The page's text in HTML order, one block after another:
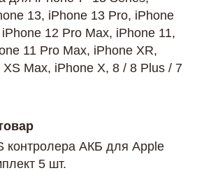
13, iPhone 13 Pro, iPhone
12 Pro Max, iPhone 11,
11 Pro Max, iPhone XR,
Max, iPhone X, 8 / 8 Plus / 7
контролера АКБ для Apple
5 шт.